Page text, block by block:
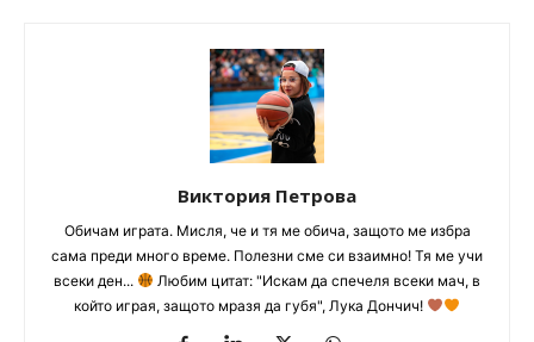
Виктория Петрова
Обичам играта. Мисля, че и тя ме обича, защото ме избра
сама преди много време. Полезни сме си взаимно! Тя ме учи
всеки ден...
Любим цитат: "Искам да спечеля всеки мач, в
който играя, защото мразя да губя", Лука Дончич!